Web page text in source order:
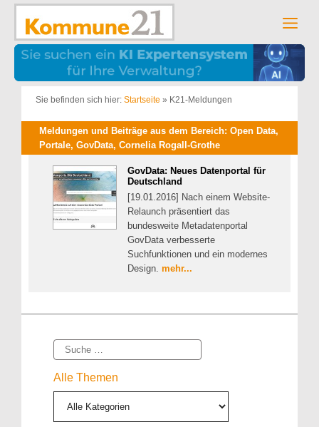
Zum
springen
Sie befinden sich hier: Startseite » K21-Meldungen
Meldungen und Beiträge aus dem Bereich: Open Data,
Portale, GovData, Cornelia Rogall-Grothe
GovData: Neues Datenportal für
Deutschland
[19.01.2016] Nach einem Website-
Relaunch präsentiert das
bundesweite Metadatenportal
GovData verbesserte
Suchfunktionen und ein modernes
Design. mehr...
Suche
Alle Themen